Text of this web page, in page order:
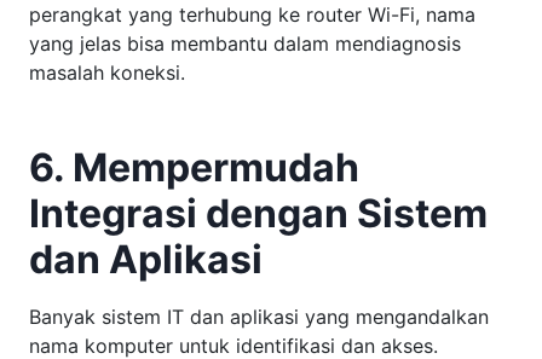
perangkat yang terhubung ke router Wi-Fi, nama
yang jelas bisa membantu dalam mendiagnosis
masalah koneksi.
6. Mempermudah
Integrasi dengan Sistem
dan Aplikasi
Banyak sistem IT dan aplikasi yang mengandalkan
nama komputer untuk identifikasi dan akses.